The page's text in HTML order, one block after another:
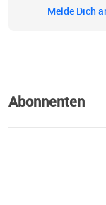
Melde Dich
Abonnenten